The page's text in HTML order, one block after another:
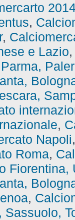
,
,
e Lazio
,
Napoli
Roma,
Fiorentina,
,
Sassuolo,